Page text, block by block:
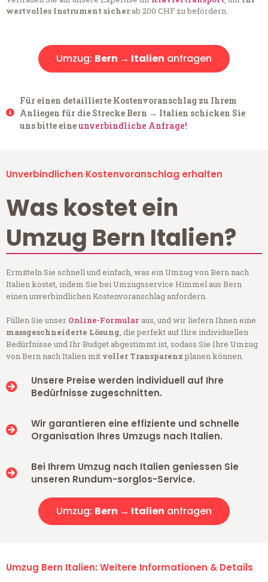
wertvolles Instrument sicherab 200 CHF zu befördern.
Umzug: Bern → Italien anfragen
Für einen detaillierte Kostenvoranschlag zu Ihrem
Anliegen für die Strecke Bern → Italien schicken Sie
uns bitte eineunverbindliche Anfrage!
Unverbindlichen Kostenvoranschlag erhalten
Was kostet ein
Umzug Bern Italien?
Ermitteln Sie schnell und einfach, was ein Umzug von Bern nach
Italien kostet, indem Sie bei Umzugsservice Himmel aus Bern
einen unverbindlichen Kostenvoranschlag anfordern.
Füllen Sie unser Online-Formular aus, und wir liefern Ihnen eine
massgeschneiderte Lösung, die perfekt auf Ihre individuellen
Bedürfnisse und Ihr Budget abgestimmt ist, sodass Sie Ihre Umzug
von Bern nach Italien mit voller Transparenzplanen können.
Unsere Preise werden individuell auf Ihre
Bedürfnisse zugeschnitten.
Wir garantieren eine effiziente und schnelle
Organisation Ihres Umzugs nach Italien.
Bei Ihrem Umzug nach Italien geniessen Sie
unseren Rundum-sorglos-Service.
Umzug: Bern → Italien anfragen
Umzug Bern Italien: Weitere Informationen & Details